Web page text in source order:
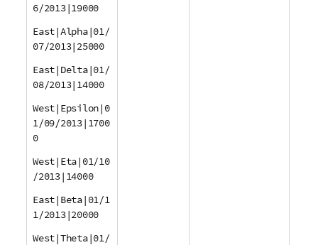
6/2013|19000
East|Alpha|01/
07/2013|25000
East|Delta|01/
08/2013|14000
West|Epsilon|0
1/09/2013|1700
0
West|Eta|01/10
/2013|14000
East|Beta|01/1
1/2013|20000
West|Theta|01/